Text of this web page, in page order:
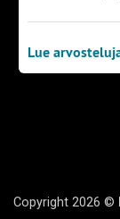
Copyright 2026 ©